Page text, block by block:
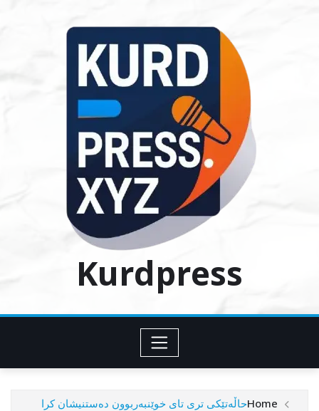
Kurdpress
Homeحاڵەتێكی تری تای خوێنبەربوون دەستنیشان کرا